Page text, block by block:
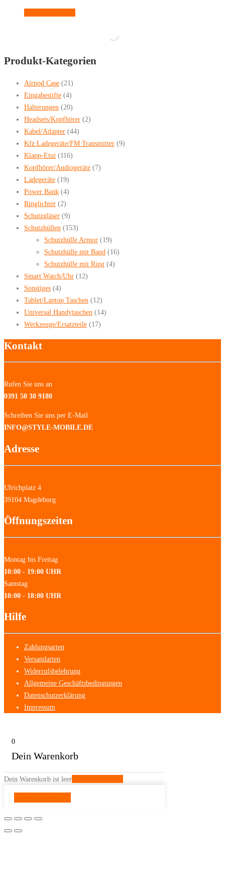
Produkt-Kategorien
Airpod Case (21)
Eingabestifte (4)
Halterungen (20)
Headsets/Kopfhörer (2)
Kabel/Adapter (44)
Kfz Ladegeräte/FM Transmitter (9)
Klapp-Etui (116)
Kopfhörer/Audiogeräte (7)
Ladegeräte (19)
Power Bank (4)
Ringlichter (2)
Schutzgläser (9)
Schutzhüllen (153)
Schutzhülle Armor (19)
Schutzhülle mit Band (16)
Schutzhülle mit Ring (4)
Smart Watch/Uhr (12)
Sonstiges (4)
Tablet/Laptop Taschen (12)
Universal Handytaschen (14)
Werkzeuge/Ersatzteile (17)
Kontakt
Rufen Sie uns an
0391 50 38 9180
Schreiben Sie uns per E-Mail
INFO@STYLE-MOBILE.DE
Adresse
Ulrichplatz 4
39104 Magdeburg
Öffnungszeiten
Montag bis Freitag
10:00 - 19:00 UHR
Samstag
10:00 - 18:00 UHR
Hilfe
Zahlungsarten
Versandarten
Widerrufsbelehrung
Allgemeine Geschäftsbedingungen
Datenschutzerklärung
Impressum
0
Dein Warenkorb
Dein Warenkorb ist leer